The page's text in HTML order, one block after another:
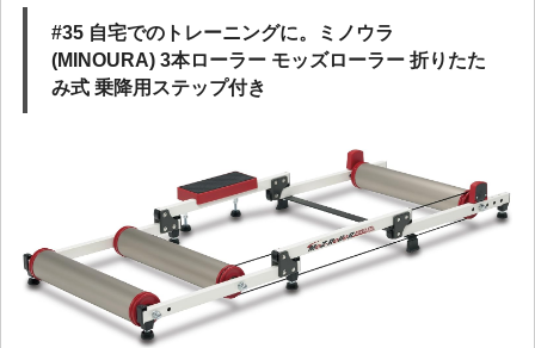
#35 自宅でのトレーニングに。ミノウラ
(MINOURA) 3本ローラー モッズローラー 折りたた
み式 乗降用ステップ付き